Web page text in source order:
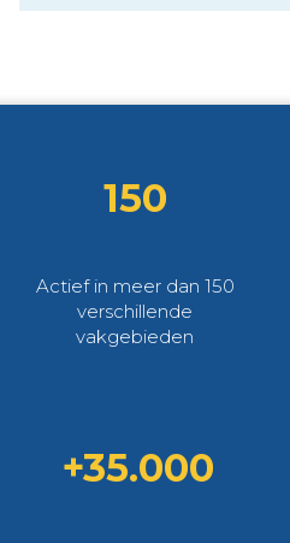
150
Actief in meer dan 150
verschillende
vakgebieden
+35.000